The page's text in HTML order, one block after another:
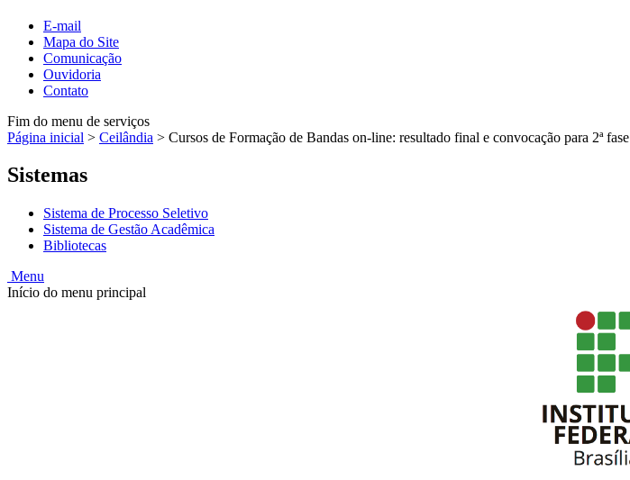
E-mail
Mapa do Site
Comunicação
Ouvidoria
Contato
Fim do menu de serviços
Página inicial > Ceilândia > Cursos de Formação de Bandas on-line: resultado final e convocação para 2ª fase
Sistemas
Sistema de Processo Seletivo
Sistema de Gestão Acadêmica
Bibliotecas
Menu
Início do menu principal